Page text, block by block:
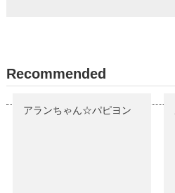
Recommended
アランちゃん☆パピヨン